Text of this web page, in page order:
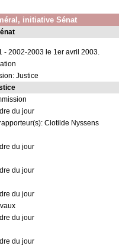
initiative Sénat
- 2002-2003 le 1er avril 2003.
Justice
du jour
Clotilde Nyssens
du jour
du jour
du jour
du jour
du jour